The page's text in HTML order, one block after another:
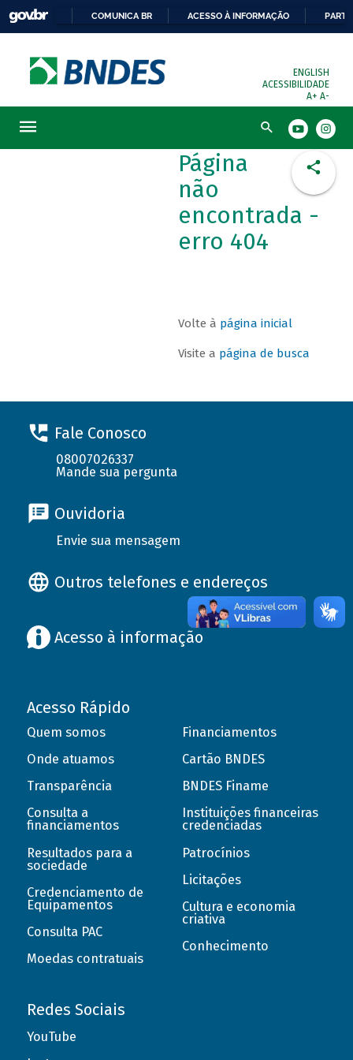
COMUNICA BR ACESSO À INFORMAÇÃO
ENGLISH
ACESSIBILIDADE
A+ A-
Busca
Página
não
encontrada -
erro 404
Volte à página inicial
Visite a página de busca
Fale Conosco
08007026337
Mande sua pergunta
Ouvidoria
Envie sua mensagem
Outros telefones e endereços
Acesso à informação
Acesso Rápido
Quem somos
Onde atuamos
Transparência
Consulta a
financiamentos
Resultados para a
sociedade
Credenciamento de
Equipamentos
Consulta PAC
Moedas contratuais
Financiamentos
Cartão BNDES
BNDES Finame
Instituições financeiras
credenciadas
Patrocínios
Licitações
Cultura e economia
criativa
Conhecimento
Redes Sociais
YouTube